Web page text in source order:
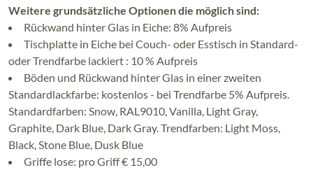
Weitere grundsätzliche Optionen die möglich sind:
Rückwand hinter Glas in Eiche: 8% Aufpreis
Tischplatte in Eiche bei Couch- oder Esstisch in Standard-
oder Trendfarbe lackiert : 10 % Aufpreis
Böden und Rückwand hinter Glas in einer zweiten
Standardlackfarbe: kostenlos - bei Trendfarbe 5% Aufpreis.
Standardfarben: Snow, RAL9010, Vanilla, Light Gray,
Graphite, Dark Blue, Dark Gray. Trendfarben: Light Moss,
Black, Stone Blue, Dusk Blue
Griffe lose: pro Griff € 15,00